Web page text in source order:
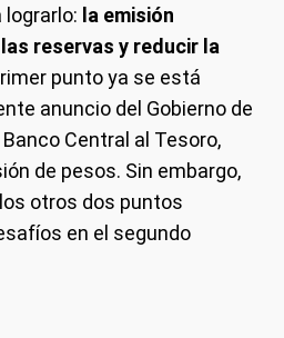
lograrlo: la emisión
reservas y reducir la
punto ya se está
anuncio del Gobierno de
Central al Tesoro,
de pesos. Sin embargo,
otros dos puntos
en el segundo